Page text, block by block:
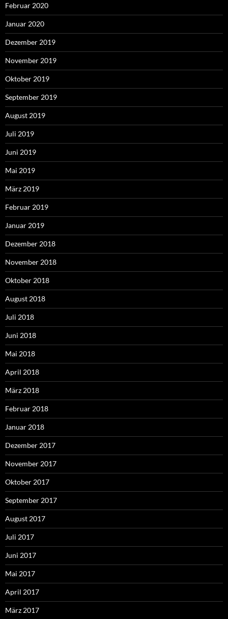
Februar 2020
Januar 2020
Dezember 2019
November 2019
Oktober 2019
September 2019
August 2019
Juli 2019
Juni 2019
Mai 2019
März 2019
Februar 2019
Januar 2019
Dezember 2018
November 2018
Oktober 2018
August 2018
Juli 2018
Juni 2018
Mai 2018
April 2018
März 2018
Februar 2018
Januar 2018
Dezember 2017
November 2017
Oktober 2017
September 2017
August 2017
Juli 2017
Juni 2017
Mai 2017
April 2017
März 2017